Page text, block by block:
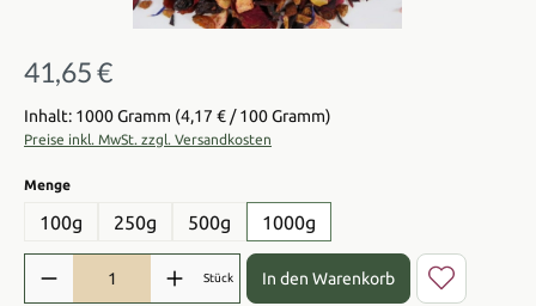
Regulärer Preis:
41,65 €
Inhalt: 1000 Gramm (4,17 € / 100 Gramm)
Preise inkl. MwSt. zzgl. Versandkosten
Mengeauswählen
100g 250g 500g 1000g
Produkt Anzahl: Gib den gewünschten Wert ein oder benutze die
Stück In den Warenkorb